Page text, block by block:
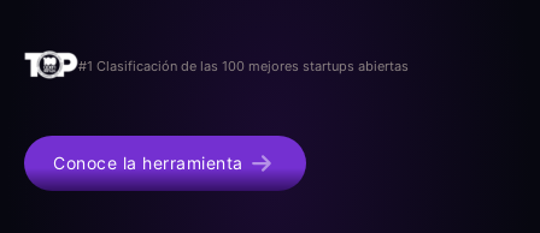
#1 Clasificación de las 100 mejores startups abiertas
Conoce la herramienta